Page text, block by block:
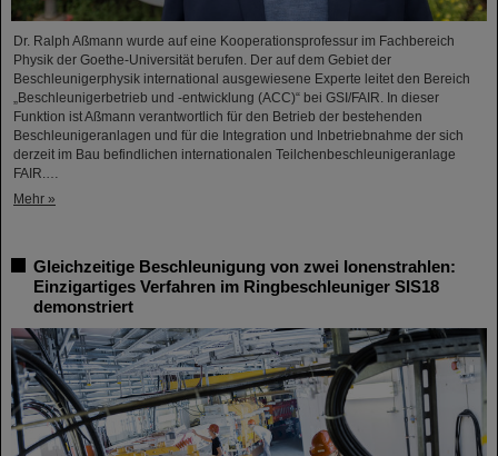
Dr. Ralph Aßmann wurde auf eine Kooperationsprofessur im Fachbereich
Physik der Goethe-Universität berufen. Der auf dem Gebiet der
Beschleunigerphysik international ausgewiesene Experte leitet den Bereich
„Beschleunigerbetrieb und -entwicklung (ACC)“ bei GSI/FAIR. In dieser
Funktion ist Aßmann verantwortlich für den Betrieb der bestehenden
Beschleunigeranlagen und für die Integration und Inbetriebnahme der sich
derzeit im Bau befindlichen internationalen Teilchenbeschleunigeranlage
FAIR.…
Mehr »
Gleichzeitige Beschleunigung von zwei Ionenstrahlen:
Einzigartiges Verfahren im Ringbeschleuniger SIS18
demonstriert